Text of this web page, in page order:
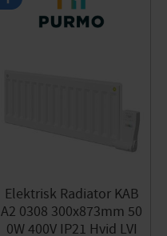
Elektrisk Radiator KAB
A2 0308 300x873mm 50
0W 400V IP21 Hvid LVI